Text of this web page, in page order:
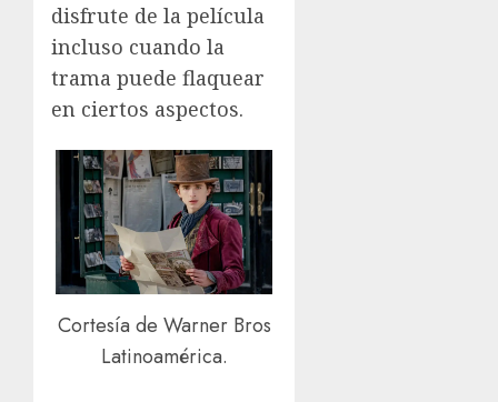
disfrute de la película
incluso cuando la
trama puede flaquear
en ciertos aspectos.
Cortesía de Warner Bros
Latinoamérica.